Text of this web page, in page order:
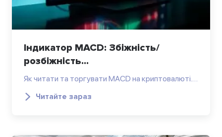
Індикатор MACD: Збіжність/
розбіжність...
Як читати та торгувати MACD на криптовалюті.…
Читайте зараз